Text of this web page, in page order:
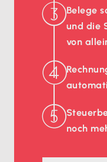
Belege
und die
von
noch